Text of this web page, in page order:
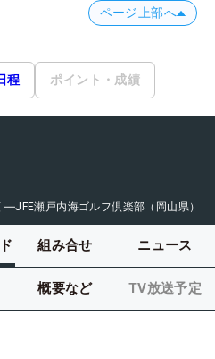
ページ上部へ
程 ポイント・成績
―JFE瀬戸内海ゴルフ倶楽部（岡山県）
組み合せ ニュース
概要など TV放送予定